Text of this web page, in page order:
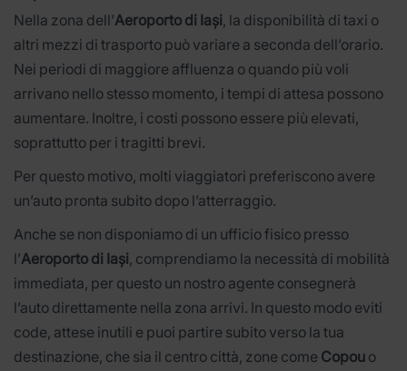
Nella zona dell’Aeroporto di Iași, la disponibilità di taxi o
altri mezzi di trasporto può variare a seconda dell’orario.
Nei periodi di maggiore affluenza o quando più voli
arrivano nello stesso momento, i tempi di attesa possono
aumentare. Inoltre, i costi possono essere più elevati,
soprattutto per i tragitti brevi.
Per questo motivo, molti viaggiatori preferiscono avere
un’auto pronta subito dopo l’atterraggio.
Anche se non disponiamo di un ufficio fisico presso
l’Aeroporto di Iași, comprendiamo la necessità di mobilità
immediata, per questo un nostro agente consegnerà
l’auto direttamente nella zona arrivi. In questo modo eviti
code, attese inutili e puoi partire subito verso la tua
destinazione, che sia il centro città, zone come Copou o